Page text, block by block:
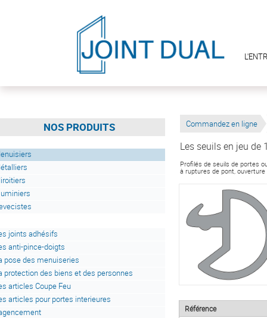
NOS PRODUITS
joints adhésifs
anti-pince-doigts
pose des menuiseries
protection des biens et des personnes
articles Coupe Feu
articles pour portes interieures
Commandez en ligne
Les seuils en jeu de
Profilés de seuils de portes
à ruptures de pont,
Référence